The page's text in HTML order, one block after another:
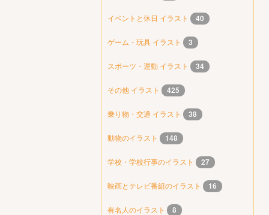
イベントと休日 イラスト 40
ゲーム・玩具 イラスト 3
スポーツ・運動 イラスト 34
その他 イラスト 425
乗り物・交通 イラスト 38
動物のイラスト 148
学校・学校行事のイラスト 27
映画とテレビ番組のイラスト 16
有名人のイラスト 8